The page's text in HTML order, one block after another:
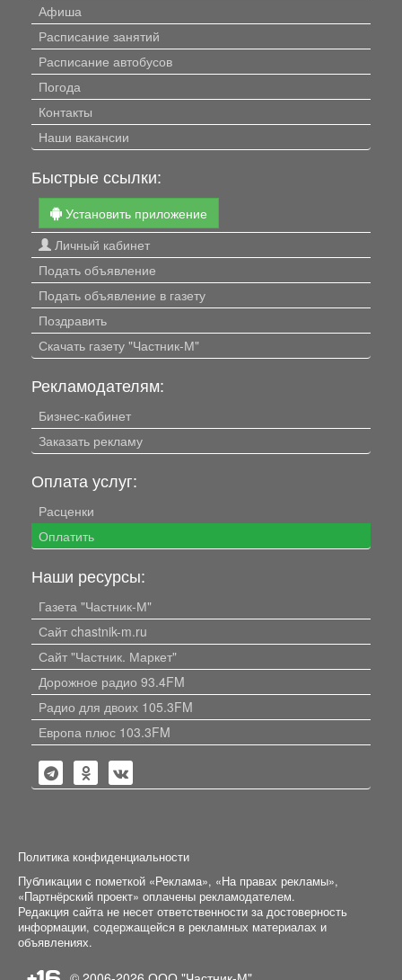
Афиша
Расписание занятий
Расписание автобусов
Погода
Контакты
Наши вакансии
Быстрые ссылки:
Установить приложение
Личный кабинет
Подать объявление
Подать объявление в газету
Поздравить
Скачать газету "Частник-М"
Рекламодателям:
Бизнес-кабинет
Заказать рекламу
Оплата услуг:
Расценки
Оплатить
Наши ресурсы:
Газета "Частник-М"
Сайт chastnik-m.ru
Сайт "Частник. Маркет"
Дорожное радио 93.4FM
Радио для двоих 105.3FM
Европа плюс 103.3FM
Политика конфиденциальности
Публикации с пометкой «Реклама», «На правах рекламы»,
«Партнёрский проект» оплачены рекламодателем.
Редакция сайта не несет ответственности за достоверность
информации, содержащейся в рекламных материалах и
объявлениях.